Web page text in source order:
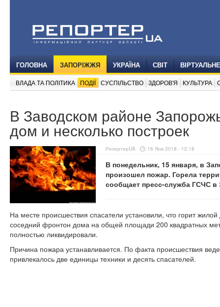
ГОЛОВНА ЗАПОРІЖЖЯ УКРАЇНА СВІТ
ВЛАДА ТА ПОЛІТИКА ПОДІЇ СУСПІЛЬСТВО ЗДОРОВ'Я КУЛЬТУРА
В Заводском районе
дом и несколько построек
РепортерUA 16 Янв 2018 - 12:18
В понедельник, 15 января, в
произошел пожар. Горела
сообщает пресс-служба ГСЧС в
На месте происшествия спасатели установили, что горит
соседний фронтон дома на общей площади 200 квадратных
полностью ликвидировали.
Причина пожара устанавливается. По факта происшествия
привлекалось две единицы техники и десять спасателей.